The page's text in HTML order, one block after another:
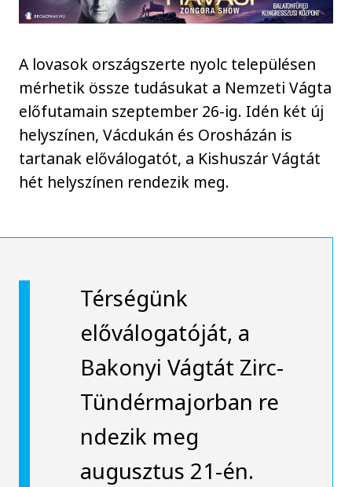
A lovasok országszerte nyolc településen
mérhetik össze tudásukat a Nemzeti Vágta
előfutamain szeptember 26-ig. Idén két új
helyszínen, Vácdukán és Orosházán is
tartanak előválogatót, a Kishuszár Vágtát
hét helyszínen rendezik meg.
Térségünk
előválogatóját, a
Bakonyi Vágtát Zirc-
Tündérmajorban re
ndezik meg
augusztus 21-én.